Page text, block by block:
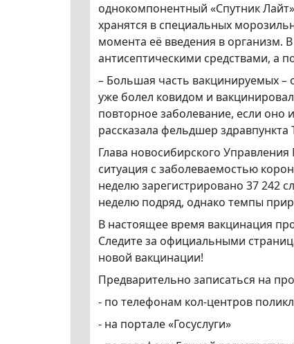
однокомпонентный «Спутник
хранятся в специальных
момента её введения в организм.
антисептическими средствами, а
– Большая часть вакцинируемых –
уже болел ковидом и
повторное заболевание, если оно
рассказала фельдшер
Глава новосибирского
ситуация с заболеваемостью
неделю зарегистрировано 37 242
неделю подряд, однако темпы
В настоящее время вакцинация
Следите за официальными
новой вакцинации!
Предварительно записаться на
- по телефонам кол-центров
- на портале «Госуслуги»